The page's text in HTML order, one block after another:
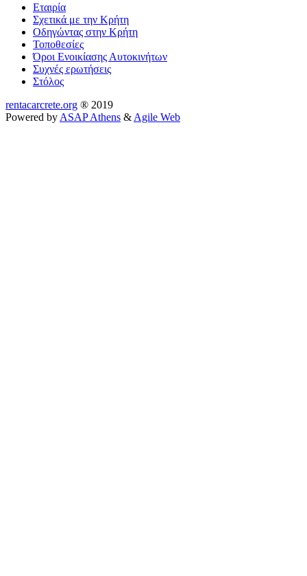
Εταιρία
Σχετικά με την Κρήτη
Οδηγώντας στην Κρήτη
Τοποθεσίες
Όροι Ενοικίασης Αυτοκινήτων
Συχνές ερωτήσεις
Στόλος
rentacarcrete.org ® 2019
Powered by ASAP Athens & Agile Web